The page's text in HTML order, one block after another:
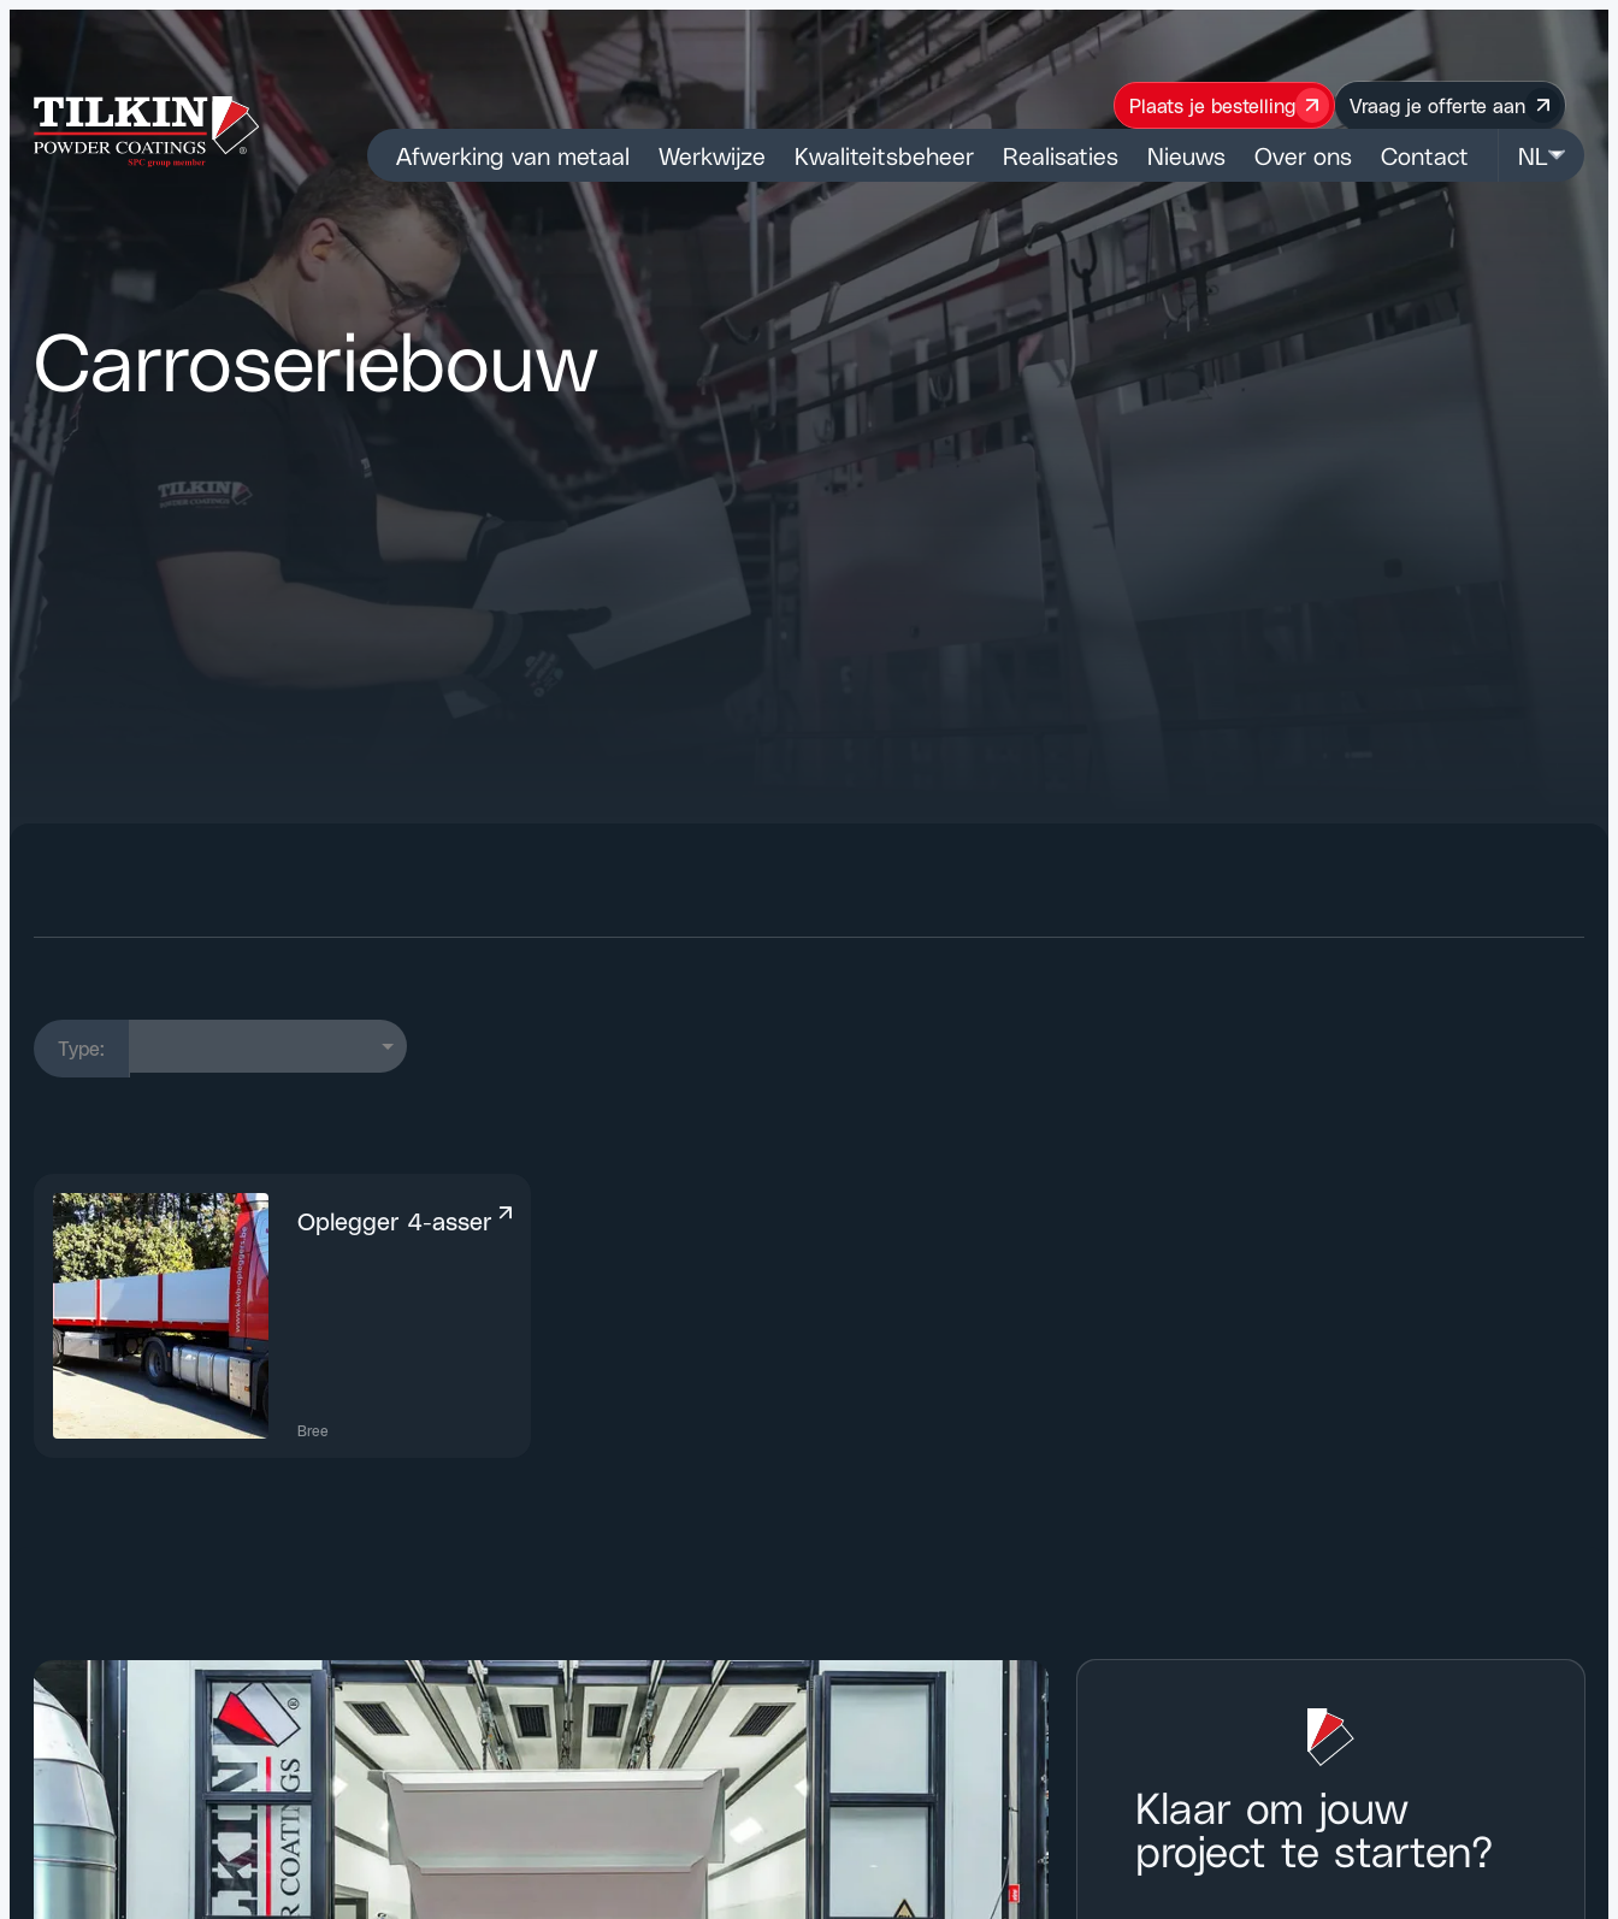
Plaats je bestelling Vraag je offerte aan
Afwerking van metaal Werkwijze Kwaliteitsbeheer Realisaties Nieuws Over ons Contact NL
Carroseriebouw
Type:
Oplegger 4-asser
Bree
Klaar om jouw
project te starten?